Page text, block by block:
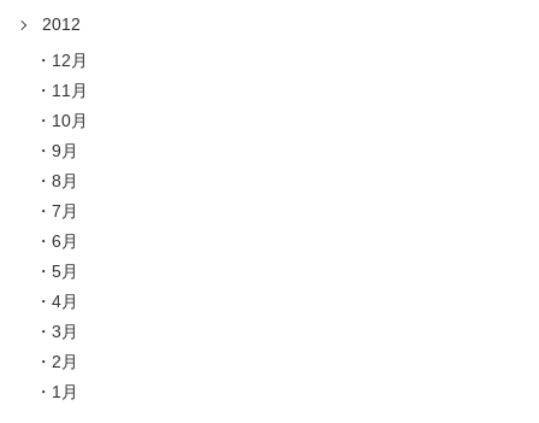
2012
12月
11月
10月
9月
8月
7月
6月
5月
4月
3月
2月
1月